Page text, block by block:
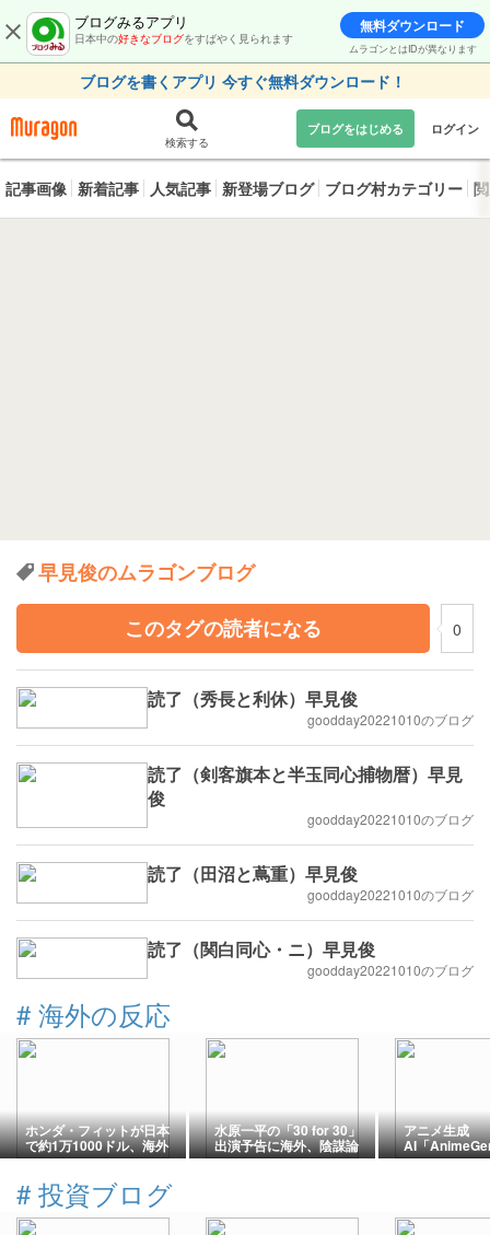
ブログみるアプリ
日本中の好きなブログをすばやく見られます
無料ダウンロード
ムラゴンとはIDが異なります
ブログを書くアプリ 今すぐ無料ダウンロード！
検索する
ブログをはじめる ログイン
記事画像 新着記事 人気記事 新登場ブログ ブログ村カテゴリー
早見俊のムラゴンブログ
このタグの読者になる
0
読了（秀長と利休）早見俊
goodday20221010のブログ
読了（剣客旗本と半玉同心捕物暦）早見
俊
goodday20221010のブログ
読了（田沼と蔦重）早見俊
goodday20221010のブログ
読了（関白同心・ニ）早見俊
goodday20221010のブログ
# 海外の反応
ホンダ・フィットが日本
で約1万1000ドル、海外
で米国復活を望む声
水原一平の「30 for 30」
出演予告に海外、陰謀論
が再燃
アニメ生成
AI「
海外から懸念
# 投資ブログ